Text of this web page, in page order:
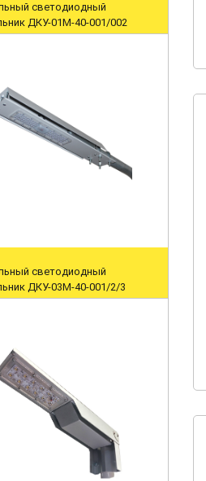
светодиодный
ДКУ-01M-40-001/002
светодиодный
ДКУ-03M-40-001/2/3